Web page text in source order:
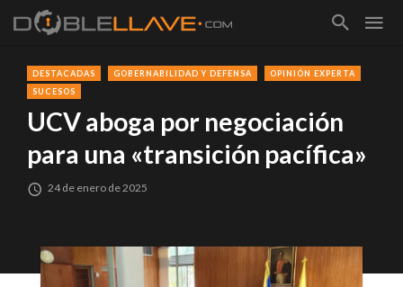
DESTACADAS GOBERNABILIDAD Y DEFENSA
OPINIÓN EXPERTA
SUCESOS
UCV aboga por negociación
para una «transición pacífica»
24 de enero de 2025